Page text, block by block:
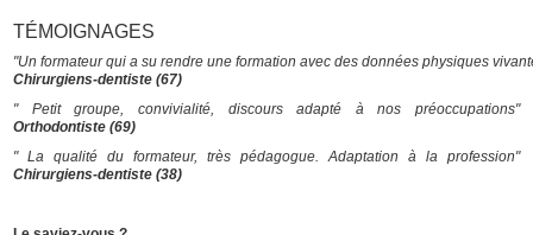
TÉMOIGNAGES
"Un formateur qui a su rendre une formation avec des données physiques
Chirurgiens-dentiste (67)
" Petit groupe, convivialité, discours adapté à nos préoccupations"
Orthodontiste (69)
" La qualité du formateur, très pédagogue. Adaptation à la profession"
Chirurgiens-dentiste (38)